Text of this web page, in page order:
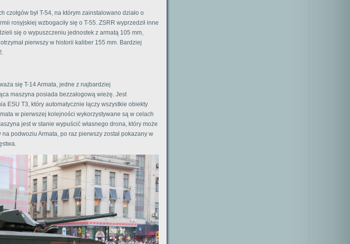
był T-54, na którym zainstalowano działo o
rosyjskiej wzbogaciły się o T-55. ZSRR wyprzedził inne
się o wypuszczeniu jednostek z armatą 105 mm,
pierwszy w historii kaliber 155 mm. Bardziej
się T-14 Armata, jedne z najbardziej
maszyna posiada bezzałogową wieżę. Jest
ESU T3, który automatycznie łączy wszystkie obiekty
w pierwszej kolejności wykorzystywane są w celach
jest w stanie wypuścić własnego drona, który może
podwoziu Armata, po raz pierwszy został pokazany w